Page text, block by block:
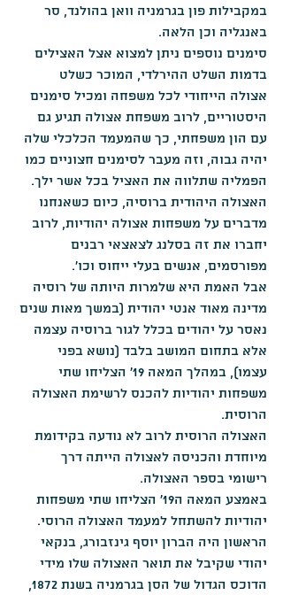
במקבילות פון בגרמניה וואן בהולנד, סר
באנגליה וכן הלאה.
סימנים נוספים ניתן למצוא אצל האצילים
בדמות השלט ההירלדי, המוכר כשלט
אצולה הייחודי לכל משפחה ומכיל סימנים
היסטוריים, לרוב משפחת אצולה תגיע גם
עם הון משפחתי, כך שהמעמד הכלכלי שלה
יהיה גבוה, וזה מעבר לסימנים חצוניים כמו
הפמליה שתלווה את האציל בכל אשר ילך.
האצולה היהודית ברוסיה, כיום כשאנחנו
מדברים על משפחות אצולה יהודיות, לרוב
יחברו את זה בסלנג לצאצאי רבנים
מפורסמים, אנשים בעלי ייחוס וכו'.
אבל האמת היא שלמרות היותה של רוסיה
מדינה מאוד אנטי יהודית (במשך מאות שנים
נאסר על יהודים בכלל לגור ברוסיה עצמה
אלא בתחום המושב בלבד (נושא בפני
עצמו), במהלך המאה 19' הצליחו שתי
משפחות יהודיות להכנס לרשימת האצולה
הרוסית.
האצולה הרוסית לרוב לא נודעה בקידומת
מיוחדת והכניסה לאצולה הייתה דרך
רישומי בספר האצולה.
באמצע המאה ה19' הצליחו שתי משפחות
יהודיות להשתחל למעמד האצולה הרוסי.
הראשון היה הברון יוסף גינזבורג, בנקאי
יהודי שקיבל את תואר האצולה שלו מידי
הדוכס הגדול של הסן בגרמניה בשנת 1872,